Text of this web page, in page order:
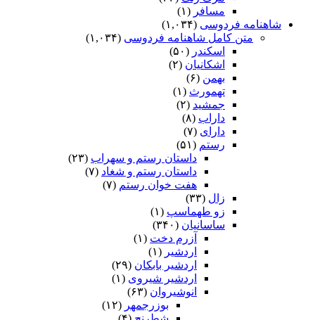
مسافر (۱)
شاهنامه فردوسی (۱,۰۳۴)
متن کامل شاهنامه فردوسی (۱,۰۳۴)
اسکندر (۵۰)
اشکانیان (۲)
بهمن (۶)
تهمورث (۱)
جمشید (۲)
داراب (۸)
دارای (۷)
رستم (۵۱)
داستان رستم و سهراب (۲۳)
داستان رستم و شغاد (۷)
هفت خوان رستم‏ (۷)
زال (۳۳)
زو طهماسپ‏ (۱)
ساسانیان (۳۴۰)
آزرم دخت (۱)
اردشیر (۱)
اردشیر بابکان (۲۹)
اردشیر شیروی (۱)
انوشیروان (۶۳)
بوزرجمهر (۱۲)